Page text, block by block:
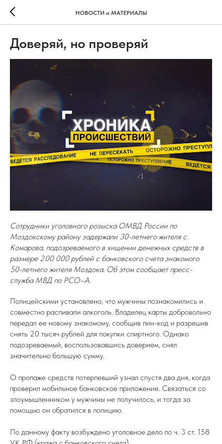
НОВОСТИ и МАТЕРИАЛЫ
Доверяй, но проверяй
Сотрудники уголовного розыска ОМВД России по
Моздокскому району задержали 30-летнего жителя с.
Комарова, подозреваемого в хищении денежных средств в
размере 200 000 рублей с банковского счета знакомого
50-летнего жителя Моздока. Об этом сообщает пресс-
служба МВД по РСО–А.
Полицейскими установлено, что мужчины познакомились и
совместно распивали алкоголь. Владелец карты добровольно
передал ее новому знакомому, сообщив пин-код и разрешив
снять 20 тысяч рублей для покупки спиртного. Однако
подозреваемый, воспользовавшись доверием, снял
значительно большую сумму.
О пропаже средств потерпевший узнал спустя два дня, когда
проверил мобильное банковское приложение. Связаться со
злоумышленником у мужчины не получилось, и тогда за
помощью он обратился в полицию.
По данному факту возбуждено уголовное дело по ч. 3 ст. 158